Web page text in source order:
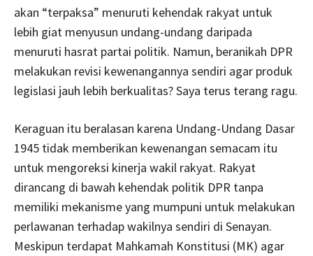
akan “terpaksa” menuruti kehendak rakyat untuk
lebih giat menyusun undang-undang daripada
menuruti hasrat partai politik. Namun, beranikah DPR
melakukan revisi kewenangannya sendiri agar produk
legislasi jauh lebih berkualitas? Saya terus terang ragu.
Keraguan itu beralasan karena Undang-Undang Dasar
1945 tidak memberikan kewenangan semacam itu
untuk mengoreksi kinerja wakil rakyat. Rakyat
dirancang di bawah kehendak politik DPR tanpa
memiliki mekanisme yang mumpuni untuk melakukan
perlawanan terhadap wakilnya sendiri di Senayan.
Meskipun terdapat Mahkamah Konstitusi (MK) agar